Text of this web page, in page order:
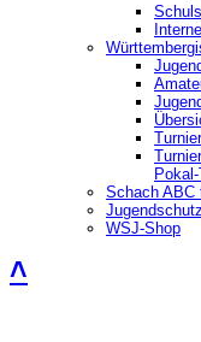
Schach ABC
Jugendschutz
WSJ-Shop
˄